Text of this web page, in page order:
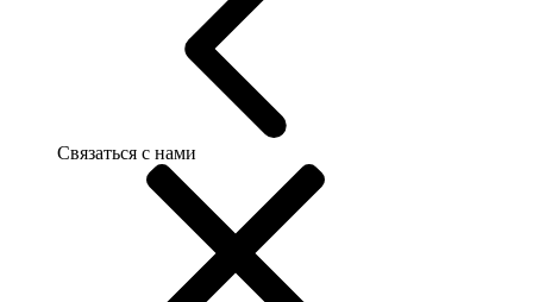
Связаться с нами